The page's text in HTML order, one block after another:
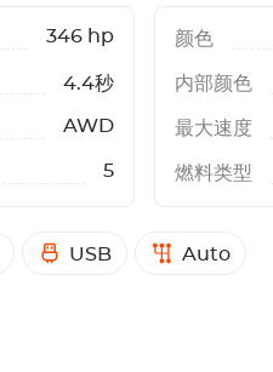
346 hp
4.4秒
AWD
5
颜色
内部颜色
最大速度
燃料类型
USB Auto